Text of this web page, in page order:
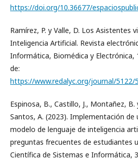
https://doi.org/10.36677/
Ramírez, P. y Valle, D. Los Asistentes
Inteligencia Artificial. Revista
Informática, Biomédica y Electrónica,
de:
https://www.redalyc.org/journal/
Espinosa, B., Castillo, J., Montañez,
Santos, A. (2023). Implementación
modelo de lenguaje de inteligencia
preguntas frecuentes de estudiantes
Científica de Sistemas e Informática,